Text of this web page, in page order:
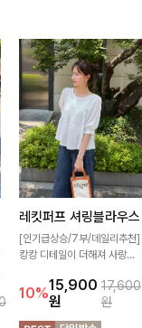
레킷퍼프 셔링블라우스
[인기급상승/7부/데일리추천]
캉캉 디테일이 더해져 사랑스
주는 블라우스 🤍 가볍게 퍼지
는 핏으로 체형을 자연스럽게
커버해주며 여성스럽게 즐기기
10%15,900
원
17,600
원